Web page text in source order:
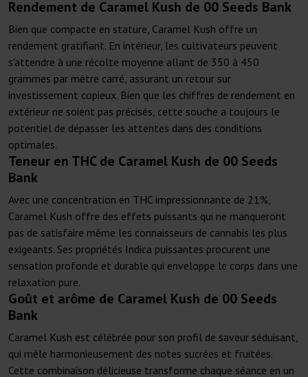
Rendement de Caramel Kush de 00 Seeds Bank
Bien que compacte en stature, Caramel Kush offre un
rendement gratifiant. En intérieur, les cultivateurs peuvent
s'attendre à une récolte moyenne allant de 350 à 450
grammes par mètre carré, assurant un retour sur
investissement copieux. Bien que les chiffres de rendement en
extérieur ne soient pas précisés, cette souche a toujours le
potentiel de dépasser les attentes dans des conditions
optimales.
Teneur en THC de Caramel Kush de 00 Seeds
Bank
Avec une concentration en THC impressionnante de 21%,
Caramel Kush offre des effets puissants qui ne manqueront
pas de satisfaire même les connaisseurs de cannabis les plus
exigeants. Ses propriétés Indica puissantes procurent une
sensation profonde et durable qui enveloppe le corps dans une
relaxation pure.
Goût et arôme de Caramel Kush de 00 Seeds
Bank
Caramel Kush est célébrée pour son profil de saveur séduisant,
qui mêle harmonieusement des notes sucrées et fruitées.
Cette combinaison délicieuse transforme chaque séance en un